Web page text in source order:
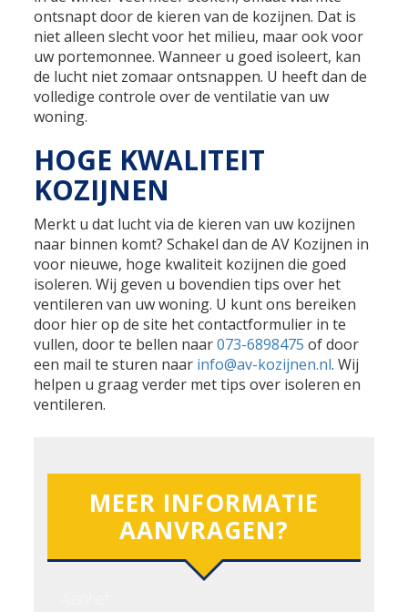
ontsnapt door de kieren van de kozijnen. Dat is
niet alleen slecht voor het milieu, maar ook voor
uw portemonnee. Wanneer u goed isoleert, kan
de lucht niet zomaar ontsnappen. U heeft dan de
volledige controle over de ventilatie van uw
woning.
HOGE KWALITEIT
KOZIJNEN
Merkt u dat lucht via de kieren van uw kozijnen
naar binnen komt? Schakel dan de AV Kozijnen in
voor nieuwe, hoge kwaliteit kozijnen die goed
isoleren. Wij geven u bovendien tips over het
ventileren van uw woning. U kunt ons bereiken
door hier op de site het contactformulier in te
vullen, door te bellen naar073-6898475 of door
een mail te sturen naar info@av-kozijnen.nl. Wij
helpen u graag verder met tips over isoleren en
ventileren.
MEER INFORMATIE
AANVRAGEN?